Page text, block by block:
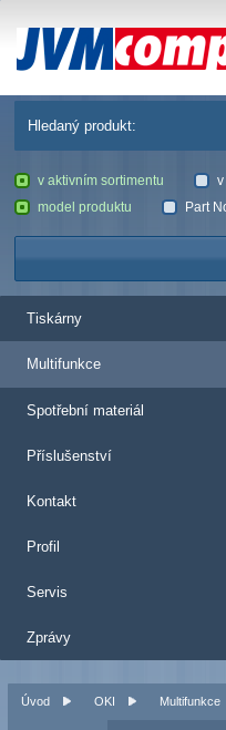
JVM
Hledaný produkt:
v aktivním sortimentu
v
model produktu
Part
Tiskárny
Multifunkce
Spotřební materiál
Příslušenství
Kontakt
Profil
Servis
Zprávy
Úvod OKI Multifunkce